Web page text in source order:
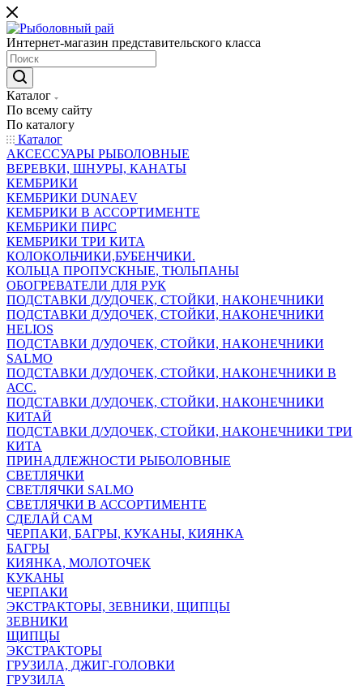
Интернет-магазин представительского класса
Каталог
По всему сайту
По каталогу
Каталог
АКСЕССУАРЫ РЫБОЛОВНЫЕ
ВЕРЕВКИ, ШНУРЫ, КАНАТЫ
КЕМБРИКИ
КЕМБРИКИ DUNAEV
КЕМБРИКИ В АССОРТИМЕНТЕ
КЕМБРИКИ ПИРС
КЕМБРИКИ ТРИ КИТА
КОЛОКОЛЬЧИКИ,БУБЕНЧИКИ.
КОЛЬЦА ПРОПУСКНЫЕ, ТЮЛЬПАНЫ
ОБОГРЕВАТЕЛИ ДЛЯ РУК
ПОДСТАВКИ Д/УДОЧЕК, СТОЙКИ, НАКОНЕЧНИКИ
ПОДСТАВКИ Д/УДОЧЕК, СТОЙКИ, НАКОНЕЧНИКИ
HELIOS
ПОДСТАВКИ Д/УДОЧЕК, СТОЙКИ, НАКОНЕЧНИКИ
SALMO
ПОДСТАВКИ Д/УДОЧЕК, СТОЙКИ, НАКОНЕЧНИКИ В
АСС.
ПОДСТАВКИ Д/УДОЧЕК, СТОЙКИ, НАКОНЕЧНИКИ
КИТАЙ
ПОДСТАВКИ Д/УДОЧЕК, СТОЙКИ, НАКОНЕЧНИКИ ТРИ
КИТА
ПРИНАДЛЕЖНОСТИ РЫБОЛОВНЫЕ
СВЕТЛЯЧКИ
СВЕТЛЯЧКИ SALMO
СВЕТЛЯЧКИ В АССОРТИМЕНТЕ
СДЕЛАЙ САМ
ЧЕРПАКИ, БАГРЫ, КУКАНЫ, КИЯНКА
БАГРЫ
КИЯНКА, МОЛОТОЧЕК
КУКАНЫ
ЧЕРПАКИ
ЭКСТРАКТОРЫ, ЗЕВНИКИ, ЩИПЦЫ
ЗЕВНИКИ
ЩИПЦЫ
ЭКСТРАКТОРЫ
ГРУЗИЛА, ДЖИГ-ГОЛОВКИ
ГРУЗИЛА